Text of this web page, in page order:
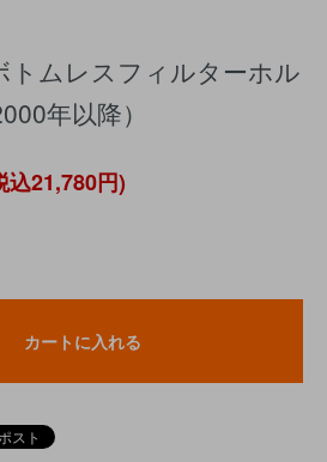
トムレスフィルターホル
年以降）
込21,780円)
カートに入れる